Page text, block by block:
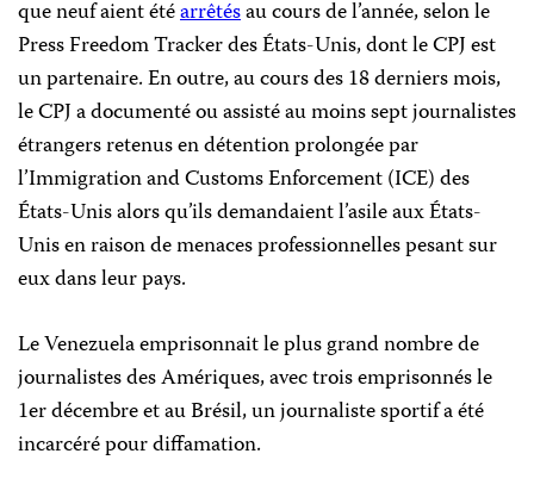
que neuf aient étéarrêtésau cours de l’année, selon le
Press Freedom Tracker des États-Unis, dont le CPJ est
un partenaire. En outre, au cours des 18 derniers mois,
le CPJ a documenté ou assisté au moins sept journalistes
étrangers retenus en détention prolongée par
l’Immigration and Customs Enforcement (ICE) des
États-Unis alors qu’ils demandaient l’asile aux États-
Unis en raison de menaces professionnelles pesant sur
eux dans leur pays.
Le Venezuela emprisonnait le plus grand nombre de
journalistes des Amériques, avec trois emprisonnés le
1er décembre et au Brésil, un journaliste sportif a été
incarcéré pour diffamation.